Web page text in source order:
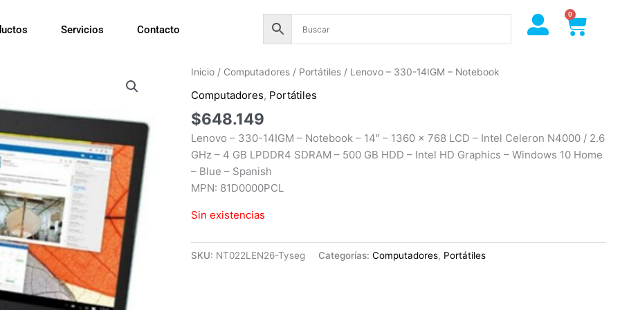
Servicios Contacto
0
Cart
Inicio / Computadores / Portátiles / Lenovo – 330-14IGM – Notebook
Computadores, Portátiles
$648.149
Lenovo – 330-14IGM – Notebook – 14″ – 1360 x 768 LCD – Intel Celeron N4000 / 2.6
GHz – 4 GB LPDDR4 SDRAM – 500 GB HDD – Intel HD Graphics – Windows 10 Home
– Blue – Spanish
MPN: 81D0000PCL
Sin existencias
SKU: NT022LEN26-Tyseg Categorías:Computadores, Portátiles